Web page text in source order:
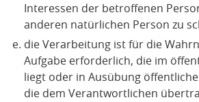
Interessen der betroffenen
anderen natürlichen Person zu
die Verarbeitung ist für die
Aufgabe erforderlich, die im
liegt oder in Ausübung
die dem Verantwortlichen